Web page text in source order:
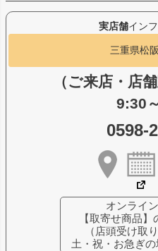
実店舗イン
三重県松
（ご来店・店
9:30
0598-
オンライ
【取寄せ商品
（店頭受け取
土・祝・お急ぎ